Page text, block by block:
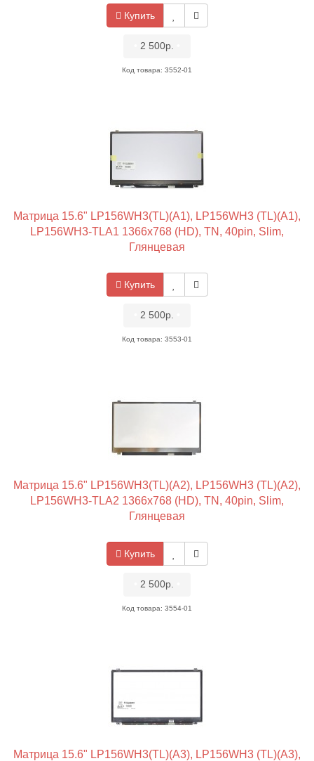
Купить
2 500р.
Код товара: 3552-01
Матрица 15.6" LP156WH3(TL)(A1), LP156WH3 (TL)(A1),
LP156WH3-TLA1 1366x768 (HD), TN, 40pin, Slim,
Глянцевая
Купить
2 500р.
Код товара: 3553-01
Матрица 15.6" LP156WH3(TL)(A2), LP156WH3 (TL)(A2),
LP156WH3-TLA2 1366x768 (HD), TN, 40pin, Slim,
Глянцевая
Купить
2 500р.
Код товара: 3554-01
Матрица 15.6" LP156WH3(TL)(A3), LP156WH3 (TL)(A3),